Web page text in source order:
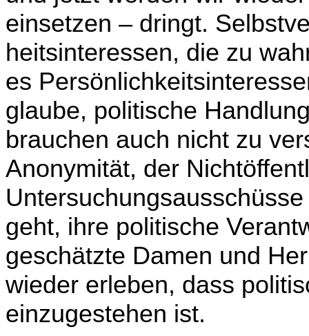
einsetzen – dringt.
heitsinteressen, die zu
es
glaube, politische
brauchen auch nicht zu
Anonymität, der
geht, ihre politische
geschätzte Damen und
wieder erleben, dass
einzugestehen ist.